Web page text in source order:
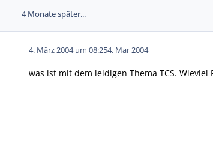
4 Monate später...
4. März 2004 um 08:254. Mar 2004
was ist mit dem leidigen Thema TCS.